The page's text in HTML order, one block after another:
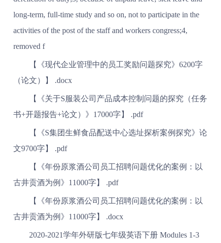
【《现代企业管理中的员工奖励问题探究》6200字
（论文）】 .docx
【《关于S服装公司产品成本控制问题的探究（任务
书+开题报告+论文）》17000字】 .pdf
【《S集团生鲜食品配送中心选址探析案例探究》论
文9700字】 .pdf
【《年份原浆酒公司员工招聘问题优化的案例：以
古井贡酒为例》11000字】 .pdf
【《年份原浆酒公司员工招聘问题优化的案例：以
古井贡酒为例》11000字】 .docx
2020-2021学年外研版七年级英语下册 Modules 1-3